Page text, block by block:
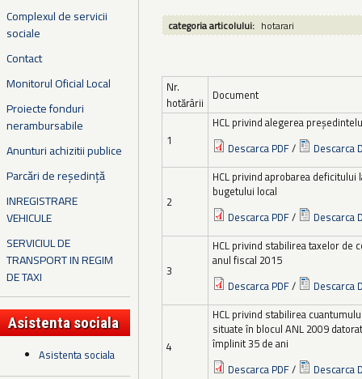
Complexul de servicii
sociale
Contact
Monitorul Oficial Local
Proiecte fonduri
nerambursabile
Anunturi achizitii publice
Parcări de reședință
INREGISTRARE
VEHICULE
SERVICIUL DE
TRANSPORT IN REGIM
DE TAXI
Asistenta sociala
Asistenta sociala
categoria articolului: hotarari
Nr.
hotărârii
Document
1
HCL privind alegerea
Descarca PDF/ Descarca
2
HCL privind aprobarea
bugetului local
Descarca PDF/ Descarca
3
HCL privind stabilirea taxelor de
anul fiscal 2015
Descarca PDF/ Descarca
4
HCL privind stabilirea
situate în blocul ANL 2009
împlinit 35 de ani
Descarca PDF/ Descarca